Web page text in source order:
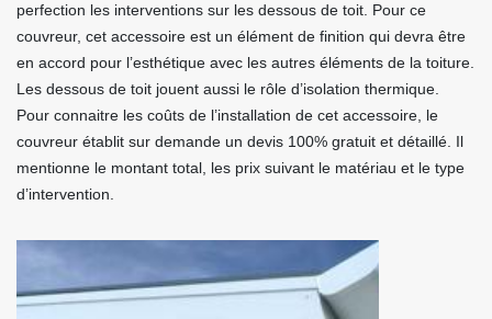
perfection les interventions sur les dessous de toit. Pour ce
couvreur, cet accessoire est un élément de finition qui devra être
en accord pour l’esthétique avec les autres éléments de la toiture.
Les dessous de toit jouent aussi le rôle d’isolation thermique.
Pour connaitre les coûts de l’installation de cet accessoire, le
couvreur établit sur demande un devis 100% gratuit et détaillé. Il
mentionne le montant total, les prix suivant le matériau et le type
d’intervention.